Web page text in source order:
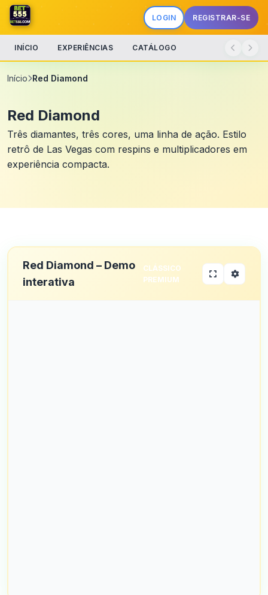
LOGIN REGISTRAR-SE
INÍCIO EXPERIÊNCIAS CATÁLOGO
Início Red Diamond
Red Diamond
Três diamantes, três cores, uma linha de ação. Estilo
retrô de Las Vegas com respins e multiplicadores em
experiência compacta.
Red Diamond – Demo
interativa
CLÁSSICO
PREMIUM